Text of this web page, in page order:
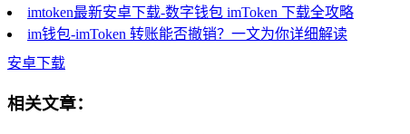
imtoken最新安卓下载-数字钱包 imToken 下载全攻略
im钱包-imToken 转账能否撤销？一文为你详细解读
安卓下载
相关文章：